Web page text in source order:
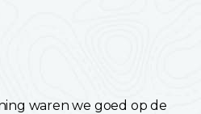
waren we goed op de